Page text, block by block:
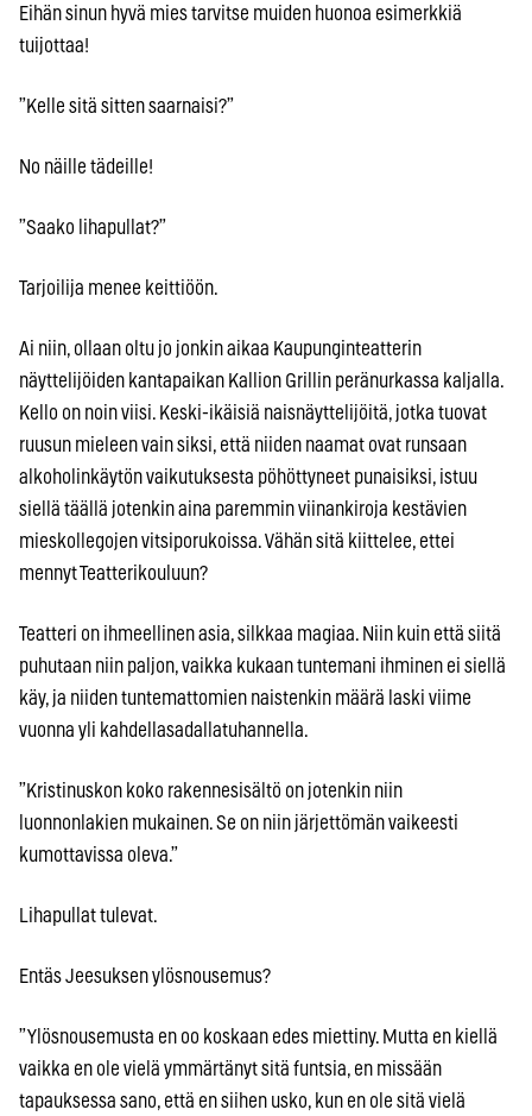
Eihän sinun hyvä mies tarvitse muiden huonoa esimerkkiä
tuijottaa!
”Kelle sitä sitten saarnaisi?”
No näille tädeille!
”Saako lihapullat?”
Tarjoilija menee keittiöön.
Ai niin, ollaan oltu jo jonkin aikaa Kaupunginteatterin
näyttelijöiden kantapaikan Kallion Grillin peränurkassa kaljalla.
Kello on noin viisi. Keski-ikäisiä naisnäyttelijöitä, jotka tuovat
ruusun mieleen vain siksi, että niiden naamat ovat runsaan
alkoholinkäytön vaikutuksesta pöhöttyneet punaisiksi, istuu
siellä täällä jotenkin aina paremmin viinankiroja kestävien
mieskollegojen vitsiporukoissa. Vähän sitä kiittelee, ettei
mennyt Teatterikouluun?
Teatteri on ihmeellinen asia, silkkaa magiaa. Niin kuin että siitä
puhutaan niin paljon, vaikka kukaan tuntemani ihminen ei siellä
käy, ja niiden tuntemattomien naistenkin määrä laski viime
vuonna yli kahdellasadallatuhannella.
”Kristinuskon koko rakennesisältö on jotenkin niin
luonnonlakien mukainen. Se on niin järjettömän vaikeesti
kumottavissa oleva.”
Lihapullat tulevat.
Entäs Jeesuksen ylösnousemus?
”Ylösnousemusta en oo koskaan edes miettiny. Mutta en kiellä
vaikka en ole vielä ymmärtänyt sitä funtsia, en missään
tapauksessa sano, että en siihen usko, kun en ole sitä vielä